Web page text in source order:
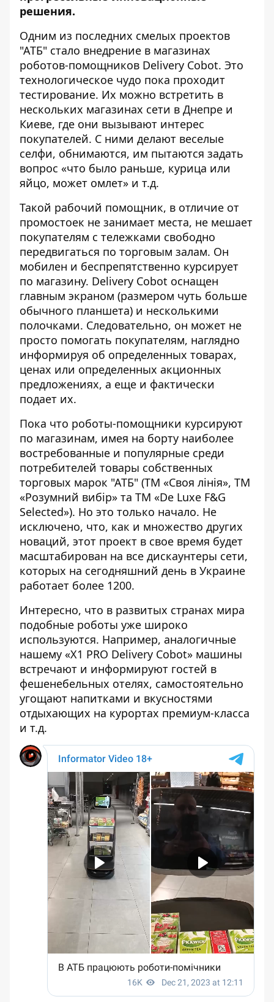
решения.
Одним из последних смелых проектов
"АТБ" стало внедрение в магазинах
роботов-помощников Delivery Cobot. Это
технологическое чудо пока проходит
тестирование. Их можно встретить в
нескольких магазинах сети в Днепре и
Киеве, где они вызывают интерес
покупателей. С ними делают веселые
селфи, обнимаются, им пытаются задать
вопрос «что было раньше, курица или
яйцо, может омлет» и т.д.
Такой рабочий помощник, в отличие от
промостоек не занимает места, не мешает
покупателям с тележками свободно
передвигаться по торговым залам. Он
мобилен и беспрепятственно курсирует
по магазину. Delivery Cobot оснащен
главным экраном (размером чуть больше
обычного планшета) и несколькими
полочками. Следовательно, он может не
просто помогать покупателям, наглядно
информируя об определенных товарах,
ценах или определенных акционных
предложениях, а еще и фактически
подает их.
Пока что роботы-помощники курсируют
по магазинам, имея на борту наиболее
востребованные и популярные среди
потребителей товары собственных
торговых марок "АТБ" (ТМ «Своя лінія», ТМ
«Розумний вибір» та ТМ «De Luxe F&G
Selected»). Но это только начало. Не
исключено, что, как и множество других
новаций, этот проект в свое время будет
масштабирован на все дискаунтеры сети,
которых на сегодняшний день в Украине
работает более 1200.
Интересно, что в развитых странах мира
подобные роботы уже широко
используются. Например, аналогичные
нашему «X1 PRO Delivery Cobot» машины
встречают и информируют гостей в
фешенебельных отелях, самостоятельно
угощают напитками и вкусностями
отдыхающих на курортах премиум-класса
и т.д.